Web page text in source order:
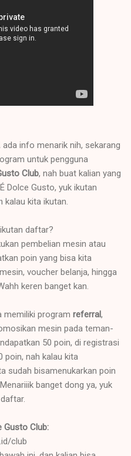
info menarik nih, sekarang
untuk pengguna
Club, nah buat kalian yang
Dolce Gusto, yuk ikutan
kita ikutan.
daftar?
pembelian mesin atau
poin yang bisa kita
voucher belanja, hingga
keren banget kan.
memiliki program referral,
mesin pada teman-
50 poin, di registrasi
poin, nah kalau kita
sudah bisamenukarkan poin
banget dong ya, yuk
Gusto Club:
club